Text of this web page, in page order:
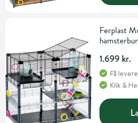
Ferplast
1.699 kr.
Få
Klik &